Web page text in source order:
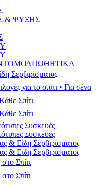
& ΨΥΞΗΣ
Σερβιρίσματος
για το σπίτι • Για σένα
Σπίτι
Σπίτι
Συσκευές
Συσκευές
& Είδη Σερβιρίσματος
& Είδη Σερβιρίσματος
Σπίτι
Σπίτι